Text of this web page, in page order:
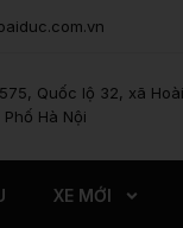
Quốc lộ 32, xã
Hà Nội
XE MỚI